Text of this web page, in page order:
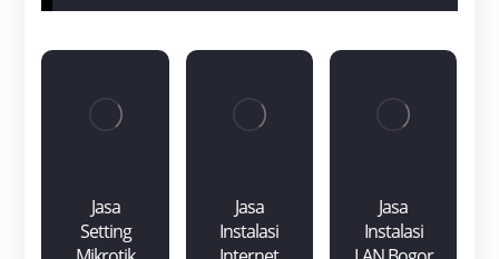
Jasa
Setting
Jasa
Instalasi
Jasa
Instalasi